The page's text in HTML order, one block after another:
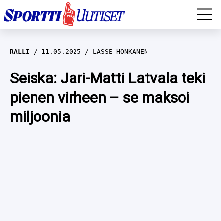
EM-YLEISURHEILU
JÄÄKIEKKO
YLEISURHEILU
WILMA HELTELÄ
TALVILAJIT
RALLI 11.05.2025 LASSE HONKANEN
Seiska: Jari-Matti Latvala teki
pienen virheen – se maksoi
miljoonia